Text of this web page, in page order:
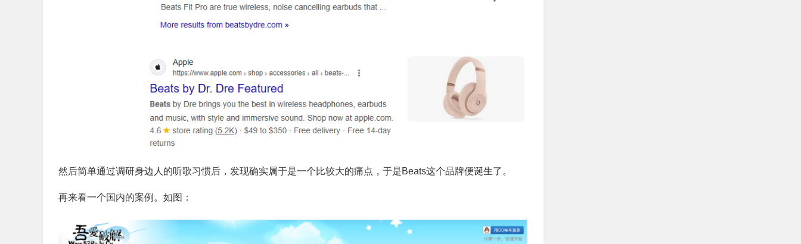
然后简单通过调研身边人的听歌习惯后，发现确实属于是一个比较大的痛点，于是Beats这个品牌便诞生了。
再来看一个国内的案例。如图：